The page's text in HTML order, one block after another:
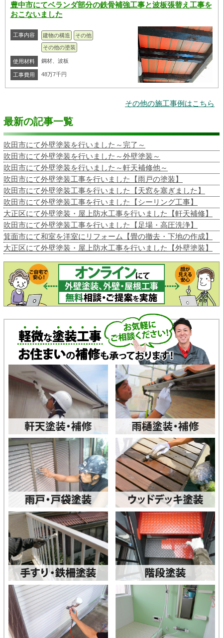
豊中市にてベランダ部分の鉄骨補強工事と波板張替え工事を
おこないました
工事内容 建物の構造
その他
その他の塗装
使用材料 鋼材、波板
工事費用 48万7千円
その他の施工事例はこちら
最新の記事一覧
吹田市にて外壁塗装を行いました～完了～
吹田市にて外壁塗装を行いました～外壁塗装～
吹田市にて外壁塗装を行いました～軒天補修他～
吹田市にて外壁塗装工事を行いました【雨戸の塗装】
吹田市にて外壁塗装工事を行いました【天窓を塞ぎました】
吹田市にて外壁塗装工事を行いました【シーリング工事】
大正区にて外壁塗装・屋上防水工事を行いました【軒天補修】
吹田市にて外壁塗装工事を行いました【足場・高圧洗浄】
箕面市にて和室を洋室にリフォーム【畳の撤去・下地の作成】
大正区にて外壁塗装・屋上防水工事を行いました【外壁塗装】